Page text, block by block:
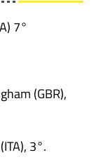
7°
(GBR),
3°.